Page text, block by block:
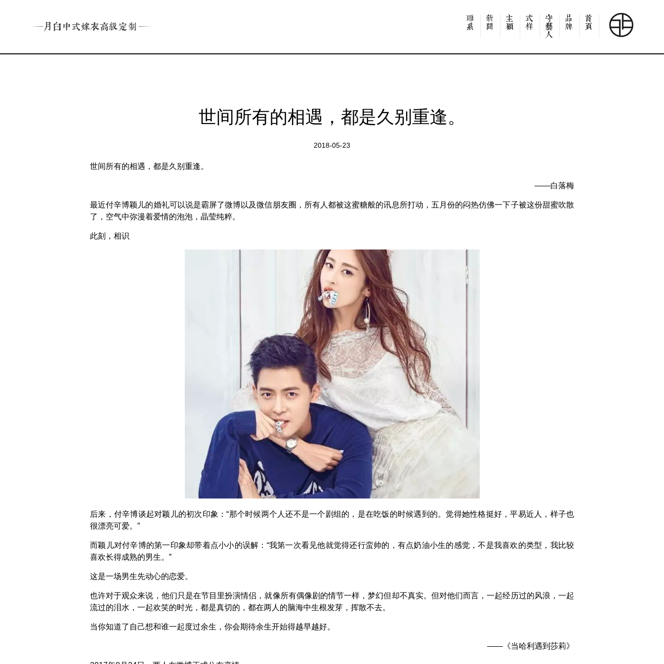
世间所有的相遇，都是久别重逢。
2018-05-23
世间所有的相遇，都是久别重逢。
——白落梅
最近付辛博颖儿的婚礼可以说是霸屏了微博以及微信朋友圈，所有人都被这蜜糖般的讯息所打动，五月份的闷热仿佛一下子被这份甜蜜吹散
了，空气中弥漫着爱情的泡泡，晶莹纯粹。
此刻，相识
后来，付辛博谈起对颖儿的初次印象：“那个时候两个人还不是一个剧组的，是在吃饭的时候遇到的。觉得她性格挺好，平易近人，样子也
很漂亮可爱。”
而颖儿对付辛博的第一印象却带着点小小的误解：“我第一次看见他就觉得还行蛮帅的，有点奶油小生的感觉，不是我喜欢的类型，我比较
喜欢长得成熟的男生。”
这是一场男生先动心的恋爱。
也许对于观众来说，他们只是在节目里扮演情侣，就像所有偶像剧的情节一样，梦幻但却不真实。但对他们而言，一起经历过的风浪，一起
流过的泪水，一起欢笑的时光，都是真切的，都在两人的脑海中生根发芽，挥散不去。
当你知道了自己想和谁一起度过余生，你会期待余生开始得越早越好。
——《当哈利遇到莎莉》